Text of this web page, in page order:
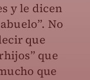
y le dicen
No
que
que
que